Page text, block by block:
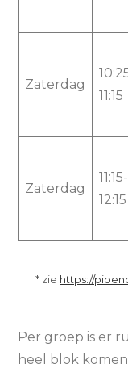
Zaterdag
11:15
Zaterdag
11:15-
12:15
* zie https://
Per groep is er
heel blok